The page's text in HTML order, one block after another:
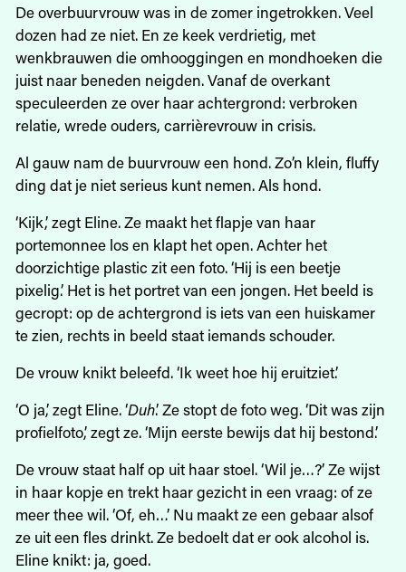
De overbuurvrouw was in de zomer ingetrokken. Veel
dozen had ze niet. En ze keek verdrietig, met
wenkbrauwen die omhooggingen en mondhoeken die
juist naar beneden neigden. Vanaf de overkant
speculeerden ze over haar achtergrond: verbroken
relatie, wrede ouders, carrièrevrouw in crisis.
Al gauw nam de buurvrouw een hond. Zo’n klein, fluffy
ding dat je niet serieus kunt nemen. Als hond.
‘Kijk,’ zegt Eline. Ze maakt het flapje van haar
portemonnee los en klapt het open. Achter het
doorzichtige plastic zit een foto. ‘Hij is een beetje
pixelig.’ Het is het portret van een jongen. Het beeld is
gecropt: op de achtergrond is iets van een huiskamer
te zien, rechts in beeld staat iemands schouder.
De vrouw knikt beleefd. ‘Ik weet hoe hij eruitziet.’
‘O ja,’ zegt Eline. ‘Duh.’ Ze stopt de foto weg. ‘Dit was zijn
profielfoto,’ zegt ze. ‘Mijn eerste bewijs dat hij bestond.’
De vrouw staat half op uit haar stoel. ‘Wil je…?’ Ze wijst
in haar kopje en trekt haar gezicht in een vraag: of ze
meer thee wil. ‘Of, eh…’ Nu maakt ze een gebaar alsof
ze uit een fles drinkt. Ze bedoelt dat er ook alcohol is.
Eline knikt: ja, goed.